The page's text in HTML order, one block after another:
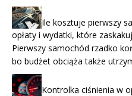
Ile kosztuje pierwszy
opłaty i wydatki, które
Pierwszy samochód rzadko
bo budżet obciąża także
Kontrolka ciśnienia w